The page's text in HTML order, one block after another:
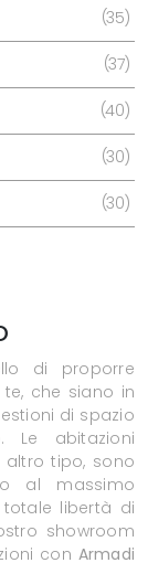
35
37
40
30
30
di proporre
che siano in
di spazio
Le abitazioni
tipo, sono
al massimo
libertà di
showroom
con Armadi